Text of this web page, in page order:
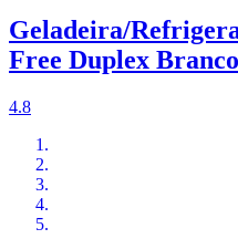
Geladeira/
Free Duplex
4.8